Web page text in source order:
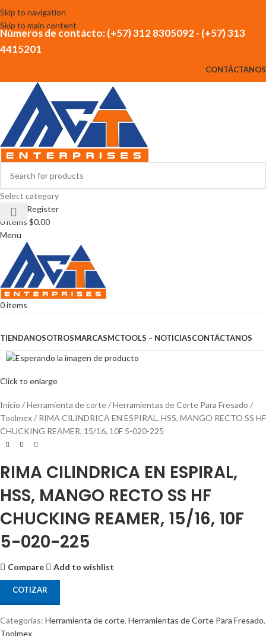
Skip to navigation
Skip to main content
Números de contácto: (+57) 312 8305092 - (+57) 313
4415201
CONTÁCTANOS
Select category
Login / Register
0items $0.00
Menu
0items
TIENDANOSOTROSMARCASMCTOOLS – NOTICIASCONTÁCTANOS
Click to enlarge
Inicio Herramienta de corte
Herramientas de Corte Para Fresado
Toolmex
RIMA CILINDRICA EN ESPIRAL, HSS, MANGO RECTO SS HF
CHUCKING REAMER, 15/16, 10F 5-020-225
RIMA CILINDRICA EN ESPIRAL,
HSS, MANGO RECTO SS HF
CHUCKING REAMER, 15/16, 10F
5-020-225
Compare Add to wishlist
COTIZAR
Categorías: Herramienta de corte, Herramientas de Corte Para Fresado,
Toolmex